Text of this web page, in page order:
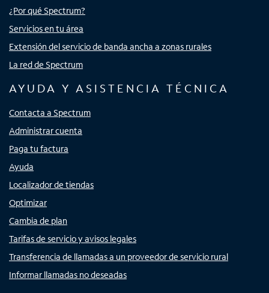
¿Por qué Spectrum?
Servicios en tu área
Extensión del servicio de banda ancha a zonas rurales
La red de Spectrum
AYUDA Y ASISTENCIA TÉCNICA
Contacta a Spectrum
Administrar cuenta
Paga tu factura
Ayuda
Localizador de tiendas
Optimizar
Cambia de plan
Tarifas de servicio y avisos legales
Transferencia de llamadas a un proveedor de servicio rural
Informar llamadas no deseadas